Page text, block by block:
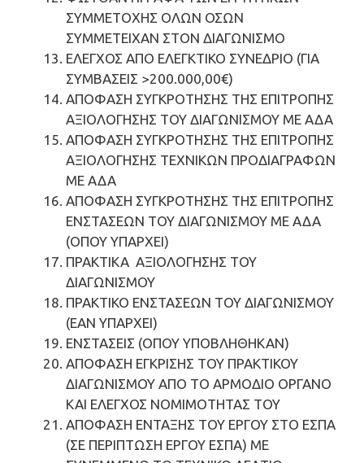
ΣΥΜΜΕΤΟΧΗΣ ΟΛΩΝ ΟΣΩΝ
ΣΥΜΜΕΤΕΙΧΑΝ ΣΤΟΝ ΔΙΑΓΩΝΙΣΜΟ
ΕΛΕΓΧΟΣ ΑΠΟ ΕΛΕΓΚΤΙΚΟ ΣΥΝΕΔΡΙΟ (ΓΙΑ
ΣΥΜΒΑΣΕΙΣ >200.000,00€)
ΑΠΟΦΑΣΗ ΣΥΓΚΡΟΤΗΣΗΣ ΤΗΣ ΕΠΙΤΡΟΠΗΣ
ΑΞΙΟΛΟΓΗΣΗΣ ΤΟΥ ΔΙΑΓΩΝΙΣΜΟΥ ΜΕ ΑΔΑ
ΑΠΟΦΑΣΗ ΣΥΓΚΡΟΤΗΣΗΣ ΤΗΣ ΕΠΙΤΡΟΠΗΣ
ΑΞΙΟΛΟΓΗΣΗΣ ΤΕΧΝΙΚΩΝ ΠΡΟΔΙΑΓΡΑΦΩΝ
ΜΕ ΑΔΑ
ΑΠΟΦΑΣΗ ΣΥΓΚΡΟΤΗΣΗΣ ΤΗΣ ΕΠΙΤΡΟΠΗΣ
ΕΝΣΤΑΣΕΩΝ ΤΟΥ ΔΙΑΓΩΝΙΣΜΟΥ ΜΕ ΑΔΑ
(ΟΠΟΥ ΥΠΑΡΧΕΙ)
ΠΡΑΚΤΙΚΑ ΑΞΙΟΛΟΓΗΣΗΣ ΤΟΥ
ΔΙΑΓΩΝΙΣΜΟΥ
ΠΡΑΚΤΙΚΟ ΕΝΣΤΑΣΕΩΝ ΤΟΥ ΔΙΑΓΩΝΙΣΜΟΥ
(ΕΑΝ ΥΠΑΡΧΕΙ)
ΕΝΣΤΑΣΕΙΣ (ΟΠΟΥ ΥΠΟΒΛΗΘΗΚΑΝ)
ΑΠΟΦΑΣΗ ΕΓΚΡΙΣΗΣ ΤΟΥ ΠΡΑΚΤΙΚΟΥ
ΔΙΑΓΩΝΙΣΜΟΥ ΑΠΟ ΤΟ ΑΡΜΟΔΙΟ ΟΡΓΑΝΟ
ΚΑΙ ΕΛΕΓΧΟΣ ΝΟΜΙΜΟΤΗΤΑΣ ΤΟΥ
ΑΠΟΦΑΣΗ ΕΝΤΑΞΗΣ ΤΟΥ ΕΡΓΟΥ ΣΤΟ ΕΣΠΑ
(ΣΕ ΠΕΡΙΠΤΩΣΗ ΕΡΓΟΥ ΕΣΠΑ) ΜΕ